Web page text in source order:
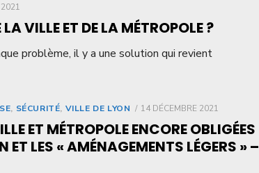
VILLE ET DE LA MÉTROPOLE ?
problème, il y a une solution qui revient
, SÉCURITÉ, VILLE DE LYON 14 DÉCEMBRE 2021
ET MÉTROPOLE ENCORE OBLIGÉES
ET LES « AMÉNAGEMENTS LÉGERS » –